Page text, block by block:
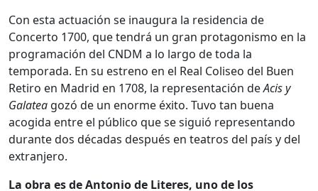
Con esta actuación se inaugura la residencia de
Concerto 1700, que tendrá un gran protagonismo en la
programación del CNDM a lo largo de toda la
temporada. En su estreno en el Real Coliseo del Buen
Retiro en Madrid en 1708, la representación deAcis y
Galatea gozó de un enorme éxito. Tuvo tan buena
acogida entre el público que se siguió representando
durante dos décadas después en teatros del país y del
extranjero.
La obra es de Antonio de Literes, uno de los